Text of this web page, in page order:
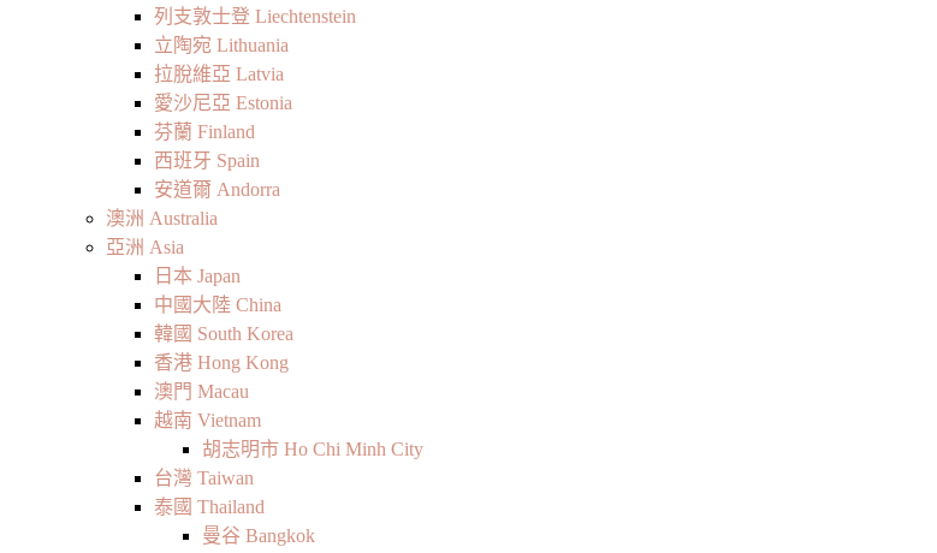
列支敦士登 Liechtenstein
立陶宛 Lithuania
拉脫維亞 Latvia
愛沙尼亞 Estonia
芬蘭 Finland
西班牙 Spain
安道爾 Andorra
澳洲 Australia
亞洲 Asia
日本 Japan
中國大陸 China
韓國 South Korea
香港 Hong Kong
澳門 Macau
越南 Vietnam
胡志明市 Ho Chi Minh City
台灣 Taiwan
泰國 Thailand
曼谷 Bangkok